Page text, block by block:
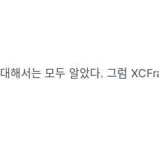
해서는 모두 알았다. 그럼